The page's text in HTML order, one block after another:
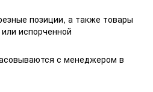
позиции, а также товары
испорченной
с менеджером в